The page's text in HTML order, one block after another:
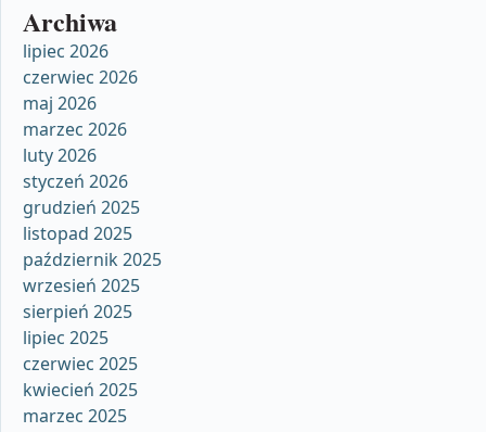
Archiwa
lipiec 2026
czerwiec 2026
maj 2026
marzec 2026
luty 2026
styczeń 2026
grudzień 2025
listopad 2025
październik 2025
wrzesień 2025
sierpień 2025
lipiec 2025
czerwiec 2025
kwiecień 2025
marzec 2025